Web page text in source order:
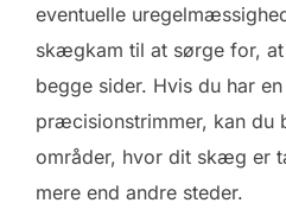
eventuelle
skægkam til at sørge for,
begge sider. Hvis du har
præcisionstrimmer, kan du
områder, hvor dit skæg er
mere end andre steder.